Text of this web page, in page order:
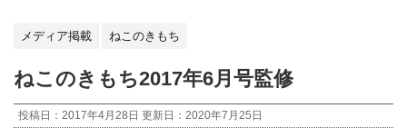
メディア掲載 ねこのきもち
ねこのきもち2017年6月号監修
投稿日：2017年4月28日 更新日： 2020年7月25日